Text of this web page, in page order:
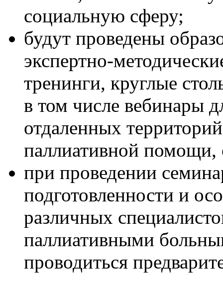
социальную сферу;
будут проведены
экспертно-
тренинги, круглые
в том числе вебинары
отдаленных
паллиативной
при проведении
подготовленности и
различных
паллиативными
проводиться